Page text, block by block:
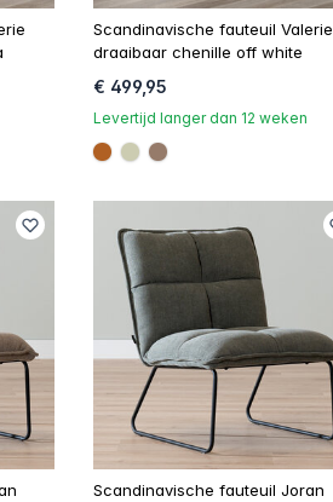
Scandinavische fauteuil Valerie
draaibaar chenille off white
€ 499,95
Levertijd langer dan 12 weken
#b06023
#ccccb1
#967b6a
Scandinavische fauteuil Joran